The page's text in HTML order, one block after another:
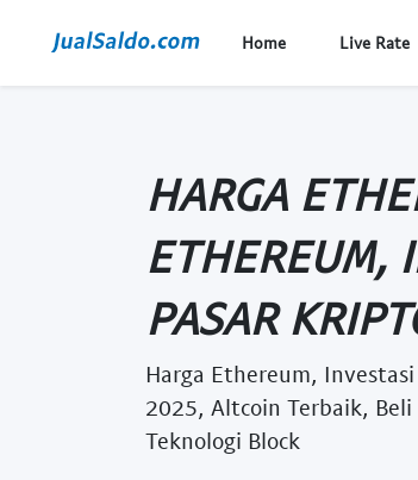
Home Live Rate
HARGA
ETHEREUM,
PASAR
Harga Ethereum,
2025, Altcoin Terbaik,
Teknologi Block